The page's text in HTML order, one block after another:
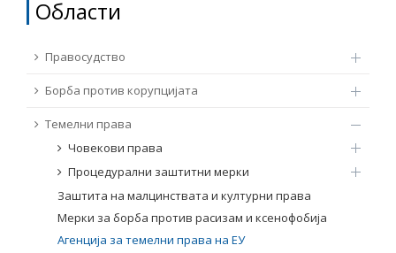
ТЕМЕЛНИ ПРАВА
Извор
Области
Правосудство
Борба против корупцијата
Темелни права
Човекови права
Процедурални заштитни мерки
Заштита на малцинствата и културни права
Мерки за борба против расизам и ксенофобија
Агенција за темелни права на ЕУ